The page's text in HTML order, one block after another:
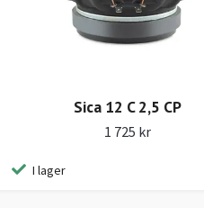
Sica 12 C 2,5 CP
1 725 kr
I lager